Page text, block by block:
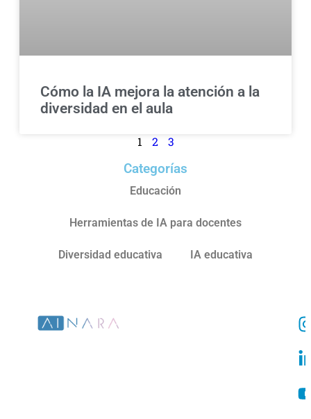
Cómo la IA mejora la atención a la
diversidad en el aula
1 2 3
Categorías
Educación
Herramientas de IA para docentes
Diversidad educativa IA educativa